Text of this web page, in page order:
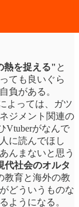
熱を捉える" と
ても良いぐら
負がある。
よっては、ガツ
ジメント関連の
Vtuberがなんで
に読んでほし
んまないと思う
代社会のオルタ
教育と海外の教
どういうものな
ようになる。